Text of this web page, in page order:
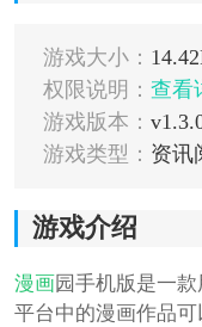
游戏大小：
权限说明： 查看
游戏版本：
游戏类型： 资讯
游戏介绍
漫画园手机版是一
平台中的漫画作品